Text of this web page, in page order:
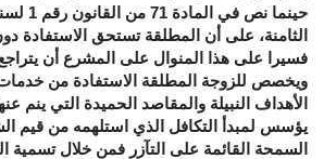
الثامنة، على أن المطلقة تستحق الاستفادة
فسيرا على هذا المنوال على المشرع أن
ويخصص للزوجة المطلقة الاستفادة من
الأهداف النبيلة والمقاصد الحميدة التي ينم
يؤسس لمبدأ التكافل الذي استلهمه من قيم
السمحة القائمة على التآزر فمن خلال تسمية